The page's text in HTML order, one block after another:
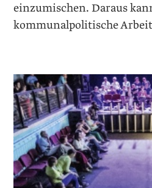
einzumischen. Daraus
kommunalpolitische